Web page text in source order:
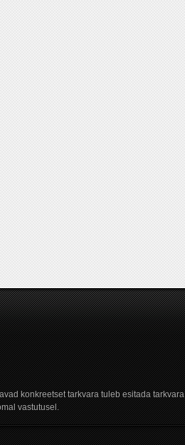
konkreetset tarkvara tuleb esitada tarkvara
vastutusel.